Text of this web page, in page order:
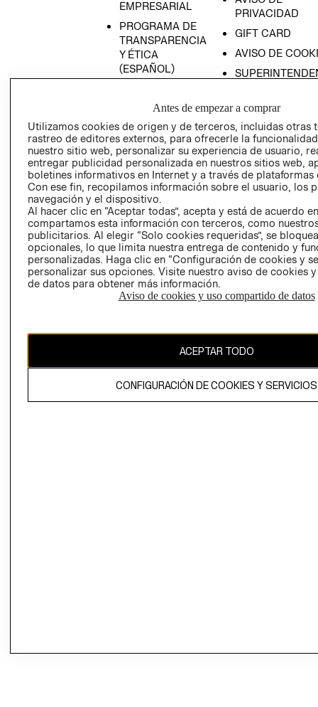
EMPRESARIAL
PROGRAMA DE
TRANSPARENCIA
Y ÉTICA
(ESPAÑOL)
TRANSPARENCIA
PRIVACIDAD
GIFT CARD
AVISO DE
PETICIONES
QUEJAS Y
RECLAMOS
Colombia ($)
CAMBIAR REGIÓN
El contenido de esta página web está protegido por copyright y es
propiedad de H&M Hennes & Mauritz AB.
Antes de empezar a comprar
Utilizamos cookies de origen y de terceros, incluidas otras
rastreo de editores externos, para ofrecerle la
nuestro sitio web, personalizar su experiencia de usuario,
entregar publicidad personalizada en nuestros sitios web,
boletines informativos en Internet y a través de plataformas
Con ese fin, recopilamos información sobre el usuario, los
navegación y el dispositivo.
Al hacer clic en “Aceptar todas”, acepta y está de acuerdo
compartamos esta información con terceros, como
publicitarios. Al elegir “Solo cookies requeridas”, se
opcionales, lo que limita nuestra entrega de contenido y
personalizadas. Haga clic en “Configuración de cookies y
personalizar sus opciones. Visite nuestro aviso de cookies
de datos para obtener más información.
Aviso de cookies y uso compartido de datos
ACEPTAR TODO
CONFIGURACIÓN DE COOKIES Y SERVICIOS